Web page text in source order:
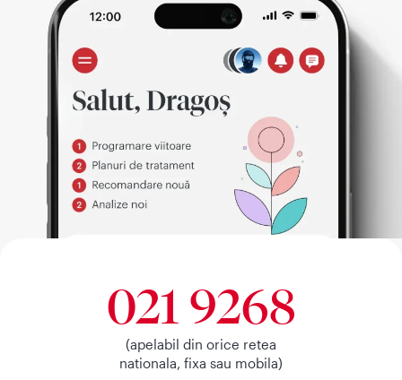
021 9268
(apelabil din orice retea
nationala, fixa sau mobila)